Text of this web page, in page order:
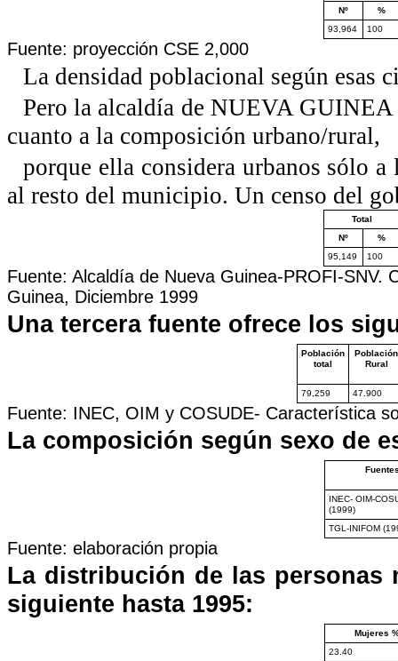
Nº
%
93,964
100
Fuente: proyección CSE 2,000
La densidad poblacional según esas
Pero la alcaldía de NUEVA GUINEA
cuanto a la composición urbano/rural,
porque ella considera urbanos sólo
al resto del municipio. Un censo del
Total
Nº
%
95,149
100
Fuente: Alcaldía de Nueva Guinea-PROFI-SNV.
Guinea, Diciembre 1999
Una tercera fuente ofrece los
Población
total
Población
Rural
79,259 47.900
Fuente: INEC, OIM y COSUDE- Característica
La composición según sexo de
INEC- OIM-
(1999)
TGL-INIFOM
Fuente: elaboración propia
La distribución de las personas
siguiente hasta 1995:
Mujeres
23.40